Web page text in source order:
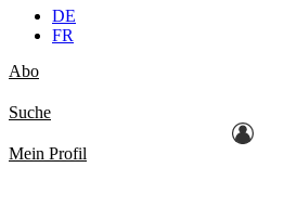
DE
FR
Abo
Suche
Mein Profil